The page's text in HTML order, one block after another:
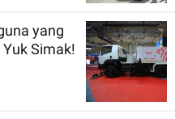
yang
Simak!